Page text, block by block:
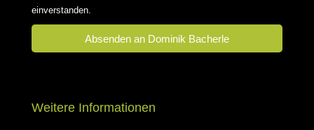
einverstanden.
Absenden an Dominik Bacherle
Weitere Informationen